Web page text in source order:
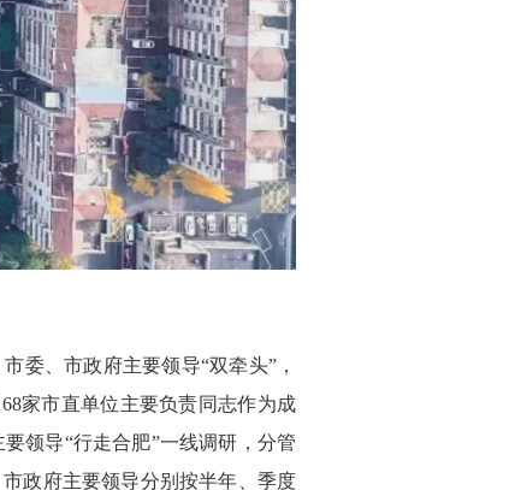
委、市政府主要领导“双牵头”，
家市直单位主要负责同志作为成
领导“行走合肥”一线调研，分管
政府主要领导分别按半年、季度